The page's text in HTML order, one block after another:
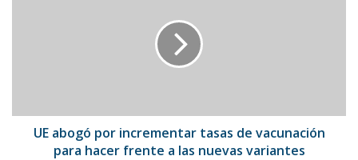
hacer
frenteUE abogó por incrementar tasas de vacunación
para hacer frente a las nuevas variantes